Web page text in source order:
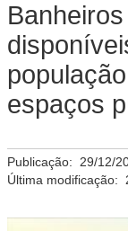
espaços
Publicação: 29/12/
Última modificação: